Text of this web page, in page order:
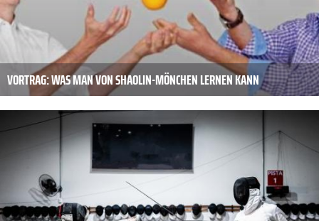
VORTRAG: WAS MAN VON SHAOLIN-MÖNCHEN LERNEN KANN